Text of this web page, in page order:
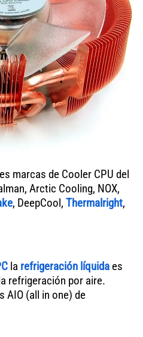
marcas de Cooler CPU del
Arctic Cooling, NOX,
, DeepCool, Thermalright,
la refrigeración líquida es
refrigeración por aire.
(all in one) de